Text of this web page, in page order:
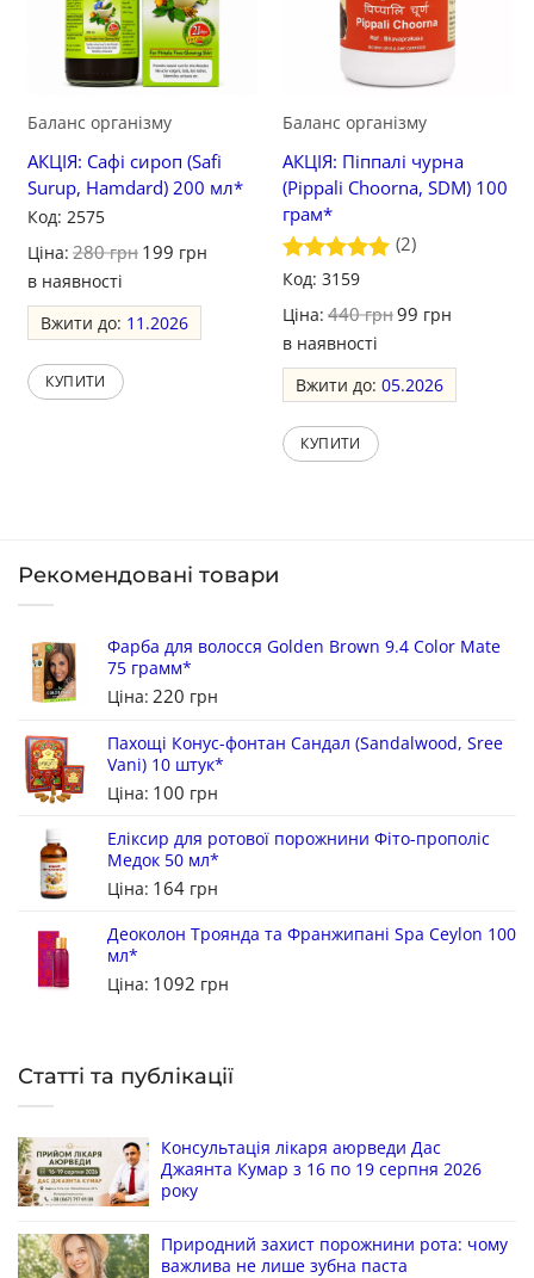
Баланс організму
АКЦІЯ: Cафі сироп (Safi
Surup, Hamdard) 200 мл*
Код: 2575
Ціна: 280грн 199 грн
в наявності
Вжити до: 11.2026
КУПИТИ
Баланс організму
АКЦІЯ: Піппалі чурна
(Pippali Choorna, SDM) 100
грам*
Оцінено в
(2)
Код: 3159
Ціна: 440грн99 грн
в наявності
Вжити до:05.2026
КУПИТИ
Рекомендовані товари
Фарба для волосся Golden Brown 9.4 Color Mate
75 грамм*
Ціна: 220 грн
Пахощі Конус-фонтан Сандал (Sandalwood, Sree
Vani) 10 штук*
Ціна: 100 грн
Еліксир для ротової порожнини Фіто-прополіс
Медок 50 мл*
Ціна: 164 грн
Деоколон Троянда та Франжипані Spa Ceylon 100
мл*
Ціна: 1092 грн
Статті та публікації
Консультація лікаря аюрведи Дас
Джаянта Кумар з 16 по 19 серпня 2026
року
Природний захист порожнини рота: чому
важлива не лише зубна паста